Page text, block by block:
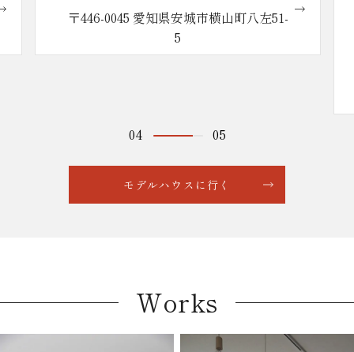
〒446-0043 愛知県安城市城南町1丁目1
営業時間 10:00〜18:00（定休日：火・
04
05
モデルハウスに行く
Works